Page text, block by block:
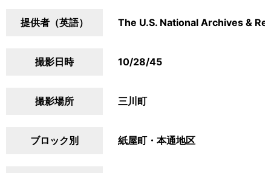
提供者（英語） The U.S. National Archives &
撮影日時 10/28/45
撮影場所 三川町
ブロック別 紙屋町・本通地区